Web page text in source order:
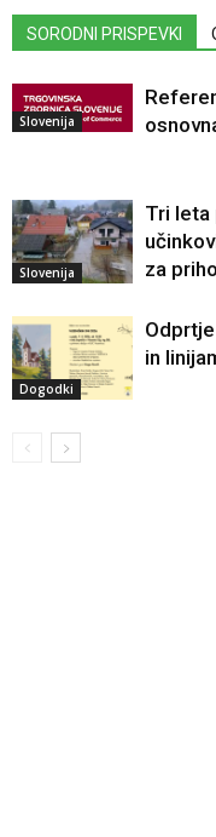
SORODNI PRISPEVKI
Slovenija
Slovenija
Tri leta
za
Dogodki
in